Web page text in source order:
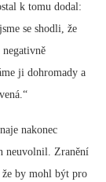
k tomu dodal:
se shodli, že
ji dohromady a
nakonec
neuvolnil. Zranění
že by mohl být pro